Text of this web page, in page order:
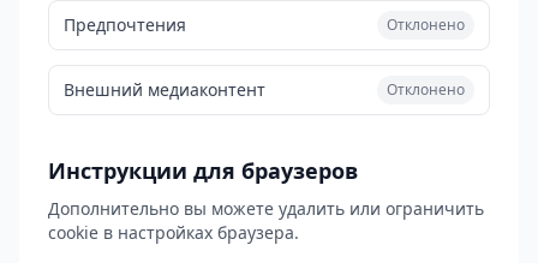
Предпочтения Отклонено
Внешний медиаконтент Отклонено
Инструкции для браузеров
Дополнительно вы можете удалить или ограничить
cookie в настройках браузера.